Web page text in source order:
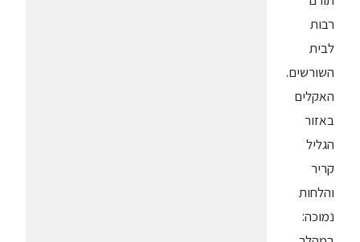
רבות
לבית
השורשים.
האקלים
באזור
הגליל
קריר
והלחות
נמוכה: